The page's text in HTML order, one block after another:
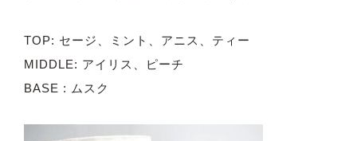
TOP: セージ、ミント、アニス、ティー
MIDDLE: アイリス、ピーチ
BASE : ムスク